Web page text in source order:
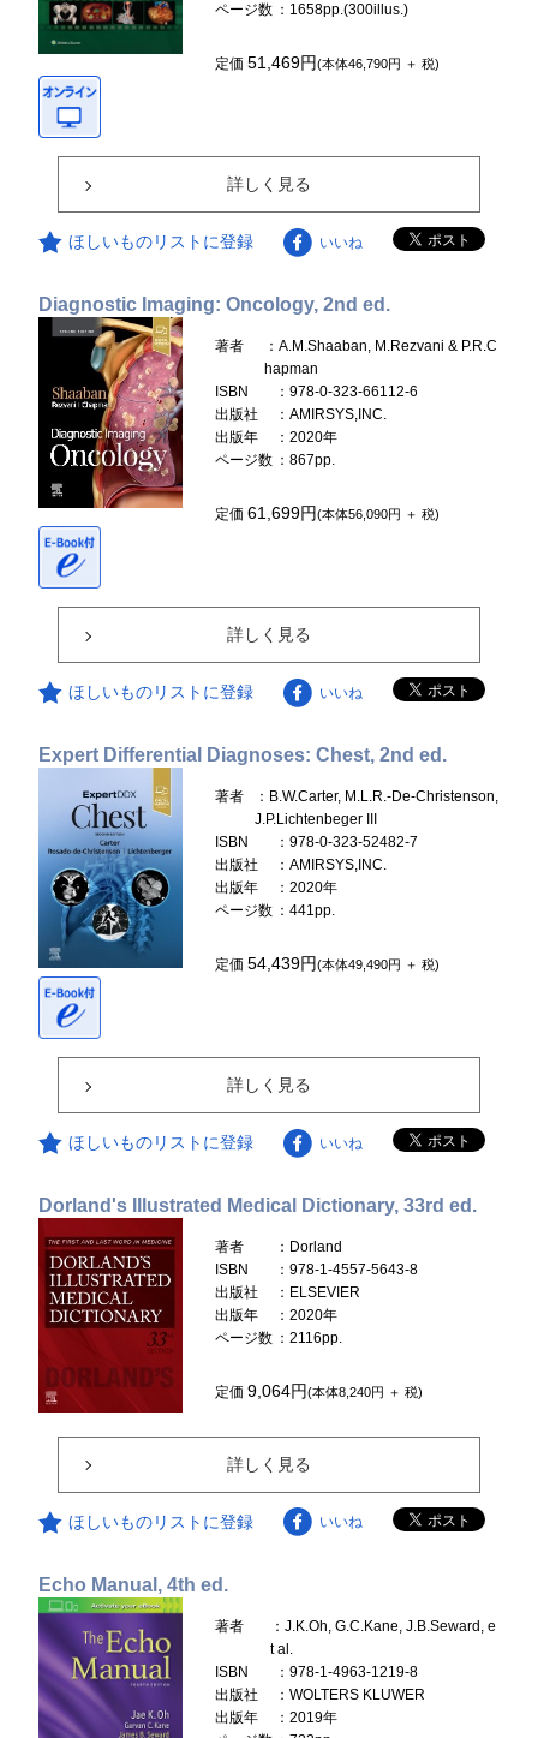
ページ数 ：1658pp.(300illus.)
定価51,469円(本体46,790円 ＋ 税)
詳しく見る
ほしいものリストに登録 いいね
Diagnostic Imaging: Oncology, 2nd ed.
著者
：A.M.Shaaban, M.Rezvani & P.R.C
hapman
ISBN
：978-0-323-66112-6
出版社
：AMIRSYS,INC.
出版年
：2020年
ページ数 ：867pp.
定価61,699円(本体56,090円 ＋ 税)
詳しく見る
ほしいものリストに登録 いいね
Expert Differential Diagnoses: Chest, 2nd ed.
著者
：B.W.Carter, M.L.R.-De-Christenson,
J.P.Lichtenbeger III
ISBN
：978-0-323-52482-7
出版社
：AMIRSYS,INC.
出版年
：2020年
ページ数 ：441pp.
定価54,439円(本体49,490円 ＋ 税)
詳しく見る
ほしいものリストに登録 いいね
Dorland's Illustrated Medical Dictionary, 33rd ed.
著者
：Dorland
ISBN
：978-1-4557-5643-8
出版社
：ELSEVIER
出版年
：2020年
ページ数 ：2116pp.
定価9,064円(本体8,240円 ＋ 税)
詳しく見る
ほしいものリストに登録 いいね
Echo Manual, 4th ed.
著者
：J.K.Oh, G.C.Kane, J.B.Seward, e
t al.
ISBN
：978-1-4963-1219-8
出版社
：WOLTERS KLUWER
出版年
：2019年